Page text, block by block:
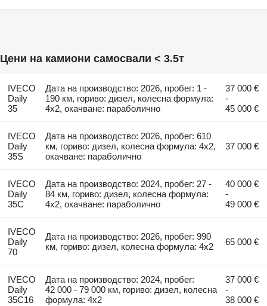
Цени на камиони самосвали < 3.5т
IVECO
Daily
35
Дата на производство: 2026, пробег: 1 -
190 км, гориво: дизел, колесна формула:
4x2, окачване: параболично
37 000 €
-
45 000 €
IVECO
Daily
35S
Дата на производство: 2026, пробег: 610
км, гориво: дизел, колесна формула: 4x2,
окачване: параболично
37 000 €
IVECO
Daily
35C
Дата на производство: 2024, пробег: 27 -
84 км, гориво: дизел, колесна формула:
4x2, окачване: параболично
40 000 €
-
49 000 €
IVECO
Daily
70
Дата на производство: 2026, пробег: 990
км, гориво: дизел, колесна формула: 4x2
65 000 €
IVECO
Daily
35C16
Дата на производство: 2024, пробег:
42 000 - 79 000 км, гориво: дизел, колесна
формула: 4x2
37 000 €
-
38 000 €